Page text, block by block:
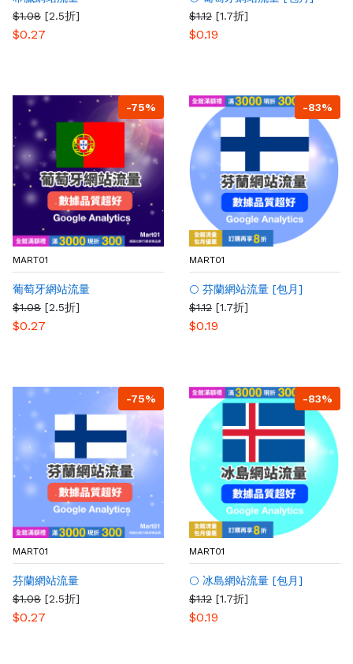
$1.08 [2.5折]
$0.27
$1.12 [1.7折]
$0.19
-75%
MART01
葡萄牙網站流量
$1.08 [2.5折]
$0.27
-83%
MART01
🌕 芬蘭網站流量 [包月]
$1.12 [1.7折]
$0.19
-75%
MART01
芬蘭網站流量
$1.08 [2.5折]
$0.27
-83%
MART01
🌕 冰島網站流量 [包月]
$1.12 [1.7折]
$0.19